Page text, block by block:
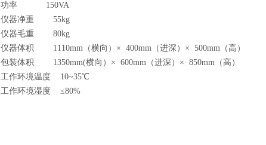
功率 150VA
仪器净重 55kg
仪器毛重 80kg
仪器体积 1110mm（横向）× 400mm（进深）× 500mm（高）
包装体积 1350mm(横向）× 600mm（进深）× 850mm（高）
工作环境温度 10~35℃
工作环境湿度 ≤80%